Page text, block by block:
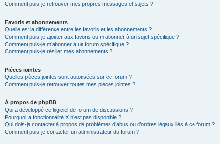
Comment puis-je retrouver mes propres messages et sujets ?
Favoris et abonnements
Quelle est la différence entre les favoris et les abonnements ?
Comment puis-je ajouter aux favoris ou m’abonner à un sujet spécifique ?
Comment puis-je m’abonner à un forum spécifique ?
Comment puis-je résilier mes abonnements ?
Pièces jointes
Quelles pièces jointes sont autorisées sur ce forum ?
Comment puis-je retrouver toutes mes pièces jointes ?
À propos de phpBB
Qui a développé ce logiciel de forum de discussions ?
Pourquoi la fonctionnalité X n’est pas disponible ?
Qui dois-je contacter à propos de problèmes d’abus ou d’ordres légaux liés à ce forum ?
Comment puis-je contacter un administrateur du forum ?